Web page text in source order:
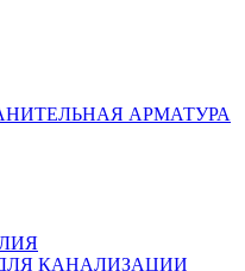
АРМАТУРА
КАНАЛИЗАЦИИ